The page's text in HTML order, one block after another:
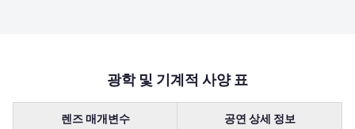
광학 및 기계적 사양 표
렌즈 매개변수 공연 상세 정보